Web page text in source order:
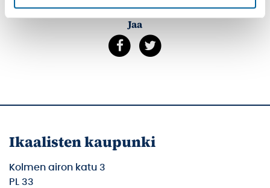
korjattavaa?
Jaa
Ikaalisten kaupunki
Kolmen airon katu 3
PL 33